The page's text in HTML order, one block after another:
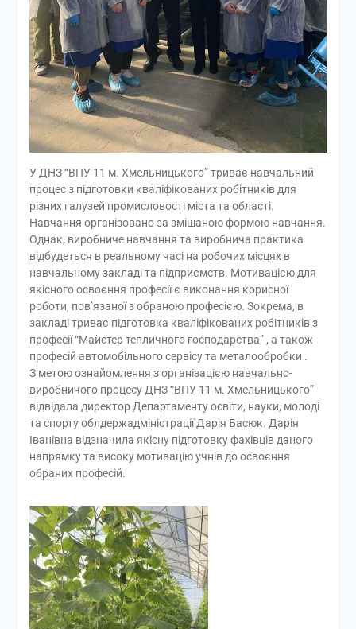
У ДНЗ “ВПУ 11 м. Хмельницького” триває навчальний
процес з підготовки кваліфікованих робітників для
різних галузей промисловості міста та області.
Навчання організовано за змішаною формою навчання.
Однак, виробниче навчання та виробнича практика
відбудеться в реальному часі на робочих місцях в
навчальному закладі та підприємств. Мотивацією для
якісного освоєння професії є виконання корисної
роботи, пов’язаної з обраною професією. Зокрема, в
закладі триває підготовка кваліфікованих робітників з
професії “Майстер тепличного господарства” , а також
професій автомобільного сервісу та металообробки .
З метою ознайомлення з організацією навчально-
виробничого процесу ДНЗ “ВПУ 11 м. Хмельницького”
відвідала директор Департаменту освіти, науки, молоді
та спорту облдержадміністрації Дарія Басюк. Дарія
Іванівна відзначила якісну підготовку фахівців даного
напрямку та високу мотивацію учнів до освоєння
обраних професій.